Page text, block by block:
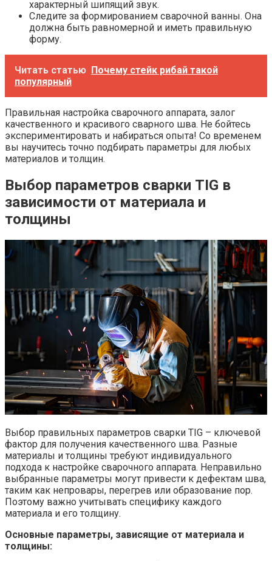
характерный шипящий звук.
Следите за формированием сварочной ванны. Она
должна быть равномерной и иметь правильную
форму.
Читать статью Почему стейк рибай такой
популярный
Правильная настройка сварочного аппарата, залог
качественного и красивого сварного шва. Не бойтесь
экспериментировать и набираться опыта! Со временем
вы научитесь точно подбирать параметры для любых
материалов и толщин.
Выбор параметров сварки TIG в
зависимости от материала и
толщины
Выбор правильных параметров сварки TIG – ключевой
фактор для получения качественного шва. Разные
материалы и толщины требуют индивидуального
подхода к настройке сварочного аппарата. Неправильно
выбранные параметры могут привести к дефектам шва,
таким как непровары, перегрев или образование пор.
Поэтому важно учитывать специфику каждого
материала и его толщину.
Основные параметры, зависящие от материала и
толщины: